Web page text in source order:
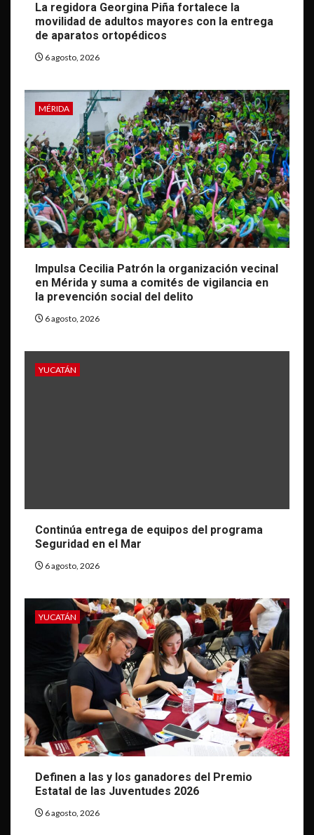
La regidora Georgina Piña fortalece la
movilidad de adultos mayores con la entrega
de aparatos ortopédicos
6 agosto, 2026
MÉRIDA
Impulsa Cecilia Patrón la organización vecinal
en Mérida y suma a comités de vigilancia en
la prevención social del delito
6 agosto, 2026
YUCATÁN
Continúa entrega de equipos del programa
Seguridad en el Mar
6 agosto, 2026
YUCATÁN
Definen a las y los ganadores del Premio
Estatal de las Juventudes 2026
6 agosto, 2026